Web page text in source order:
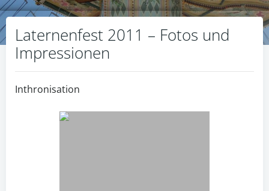
Laternenfest 2011 – Fotos und
Impressionen
Inthronisation